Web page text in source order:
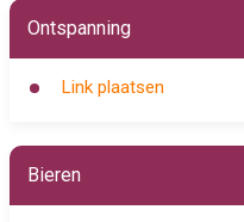
Ontspanning
Link plaatsen
Bieren